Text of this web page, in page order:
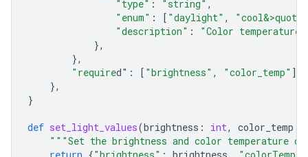
"type" : "string" ,
"enum" : [ "daylight" , "cool&>quot;
"description" : "Color temperature"
},
},
"required" : [ "brightness" , "color_temp" ],
},
}
def set_light_values(brightness : int, color_temp
"""Set the brightness and color temperature